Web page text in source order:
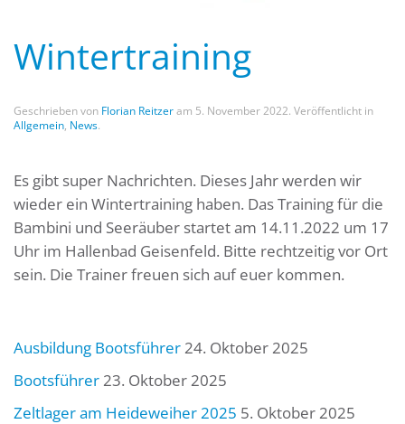
Wintertraining
Geschrieben von Florian Reitzeram 5. November 2022. Veröffentlicht in
Allgemein, News.
Es gibt super Nachrichten. Dieses Jahr werden wir
wieder ein Wintertraining haben. Das Training für die
Bambini und Seeräuber startet am 14.11.2022 um 17
Uhr im Hallenbad Geisenfeld. Bitte rechtzeitig vor Ort
sein. Die Trainer freuen sich auf euer kommen.
Ausbildung Bootsführer24. Oktober 2025
Bootsführer23. Oktober 2025
Zeltlager am Heideweiher 2025 5. Oktober 2025